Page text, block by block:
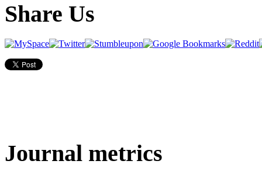
Share Us
Journal metrics